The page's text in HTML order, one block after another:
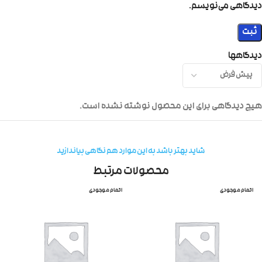
دیدگاهها
هیچ دیدگاهی برای این محصول نوشته نشده است.
دیدگاهی می‌نویسم.
شاید بهتر باشد به این موارد هم نگاهی بیاندازید
محصولات مرتبط
اتمام موجودی اتمام موجودی